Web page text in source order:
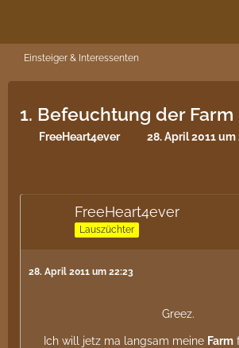
Einsteiger & Interessenten
1. Befeuchtung der Farm
FreeHeart4ever 28. April 2011 um
FreeHeart4ever
Lauszüchter
28. April 2011 um 22:23
Greez.
Ich will jetz ma langsam meine Farm